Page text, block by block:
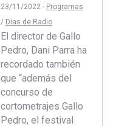
23/11/2022 - Programas
/ Dias de Radio
El director de Gallo
Pedro, Dani Parra ha
recordado también
que “además del
concurso de
cortometrajes Gallo
Pedro, el festival